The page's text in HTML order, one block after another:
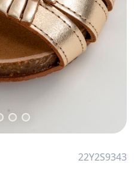
22Y2S9343